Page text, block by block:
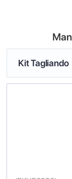
Kit Tagliando